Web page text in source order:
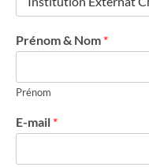
Prénom & Nom *
Prénom
E-mail *